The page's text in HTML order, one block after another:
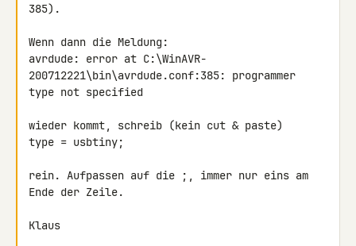
385).
Wenn dann die Meldung:
avrdude: error at C:\WinAVR-
200712221\bin\avrdude.conf:385: programmer
type not specified
wieder kommt, schreib (kein cut & paste)
type = usbtiny;
rein. Aufpassen auf die ;, immer nur eins am
Ende der Zeile.
Klaus